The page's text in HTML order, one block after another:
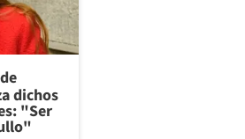
dichos
"Ser